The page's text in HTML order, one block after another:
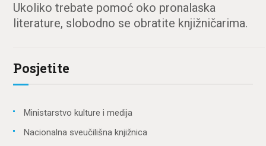
Ukoliko trebate pomoć oko pronalaska
literature, slobodno se obratite knjižničarima.
Posjetite
Ministarstvo kulture i medija
Nacionalna sveučilišna knjižnica